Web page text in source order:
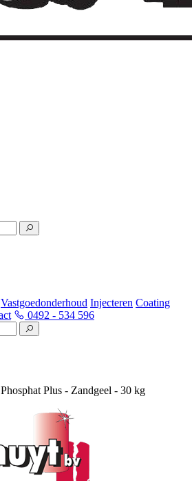
Vastgoedonderhoud Injecteren Coating
0492 - 534 596
Plus - Zandgeel - 30 kg